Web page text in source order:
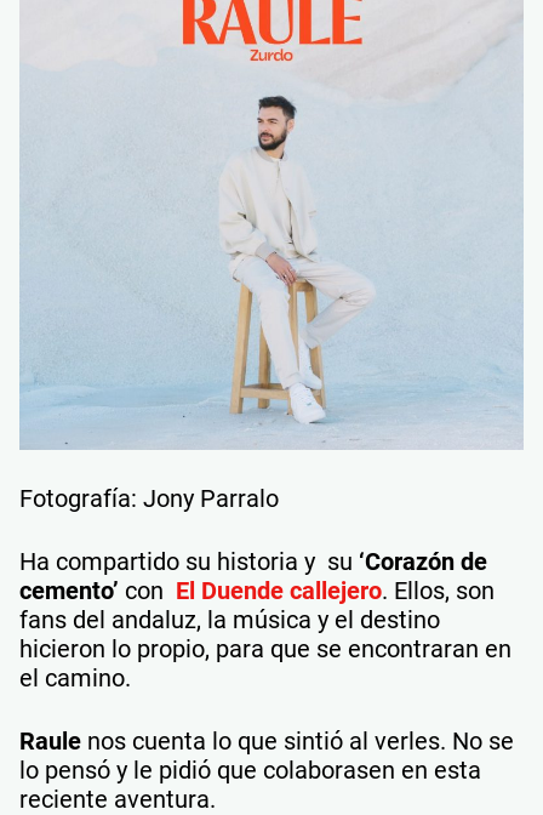
Fotografía: Jony Parralo
Ha compartido su historia y su ‘Corazón de
cemento’ con El Duende callejero. Ellos, son
fans del andaluz, la música y el destino
hicieron lo propio, para que se encontraran en
el camino.
Raule nos cuenta lo que sintió al verles. No se
lo pensó y le pidió que colaborasen en esta
reciente aventura.